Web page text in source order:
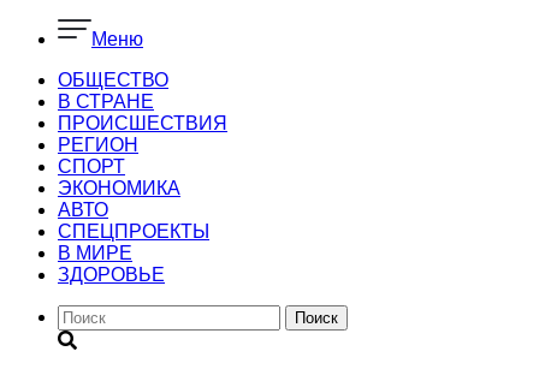
Меню
ОБЩЕСТВО
В СТРАНЕ
ПРОИСШЕСТВИЯ
РЕГИОН
CПОРТ
ЭКОНОМИКА
АВТО
СПЕЦПРОЕКТЫ
В МИРЕ
ЗДОРОВЬЕ
Поиск